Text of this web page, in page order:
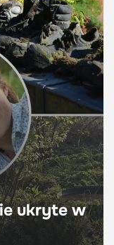
ukryte w